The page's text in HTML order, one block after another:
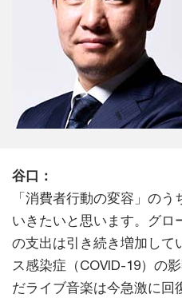
谷口：
「消費者行動の変容」の
いきたいと思います。グロ
の支出は引き続き増加して
ス感染症（COVID-19）の
だライブ音楽は今急激に回